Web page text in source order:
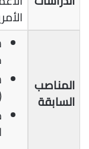
المناصب
السابقة